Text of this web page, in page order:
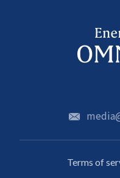
Terms of